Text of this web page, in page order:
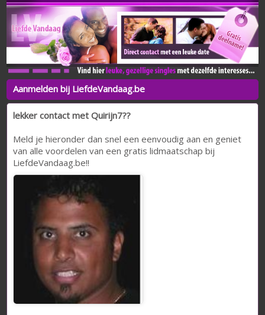
Aanmelden bij LiefdeVandaag.be
lekker contact met Quirijn7??
Meld je hieronder dan snel een eenvoudig aan en geniet
van alle voordelen van een gratis lidmaatschap bij
LiefdeVandaag.be!!